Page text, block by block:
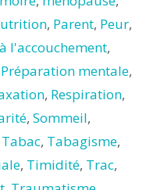
, Parent, Peur,
l'accouchement,
Préparation mentale,
, Respiration,
, Sommeil,
Tabac, Tabagisme,
, Timidité, Trac,